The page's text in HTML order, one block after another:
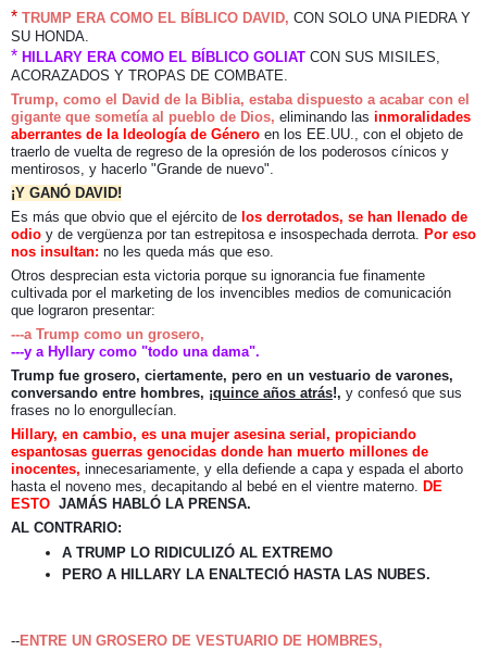
* TRUMP ERA COMO EL BÍBLICO DAVID, CON SOLO UNA PIEDRA Y
SU HONDA.
* HILLARY ERA COMO EL BÍBLICO GOLIAT CON SUS MISILES,
ACORAZADOS Y TROPAS DE COMBATE.
Trump, como el David de la Biblia, estaba dispuesto a acabar con el
gigante que sometía al pueblo de Dios, eliminando las inmoralidades
aberrantes de la Ideología de Género en los EE.UU., con el objeto de
traerlo de vuelta de regreso de la opresión de los poderosos cínicos y
mentirosos, y hacerlo "Grande de nuevo".
¡Y GANÓ DAVID!
Es más que obvio que el ejército de los derrotados, se han llenado de
odio y de vergüenza por tan estrepitosa e insospechada derrota.
Por eso
nos insultan: no les queda más que eso.
Otros desprecian esta victoria porque su ignorancia fue finamente
cultivada por el marketing de los invencibles medios de comunicación
que lograron presentar:
---a Trump como un grosero,
---y a Hyllary como "todo una dama".
Trump fue grosero, ciertamente, pero en un vestuario de varones,
conversando entre hombres, ¡quince años atrás!, y confesó que sus
frases no lo enorgullecían.
Hillary, en cambio, es una mujer asesina serial, propiciando
espantosas guerras genocidas donde han muerto millones de
inocentes, innecesariamente, y ella defiende a capa y espada el aborto
hasta el noveno mes, decapitando al bebé en el vientre materno.
DE
ESTO JAMÁS HABLÓ LA PRENSA.
AL CONTRARIO:
A TRUMP LO RIDICULIZÓ AL EXTREMO
PERO A HILLARY LA ENALTECIÓ HASTA LAS NUBES.
--ENTRE UN GROSERO DE VESTUARIO DE HOMBRES,